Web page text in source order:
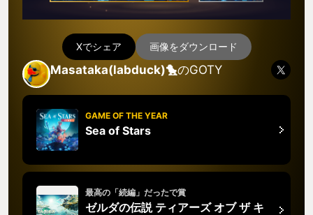
Xでシェア 画像をダウンロード
Masataka(labduck)🐤のGOTY
GAME OF THE YEAR
Sea of Stars
最高の「続編」だったで賞
ゼルダの伝説 ティアーズ オブ ザ キ